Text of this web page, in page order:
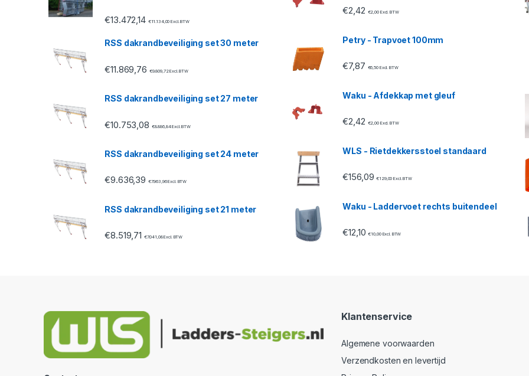
€13.472,14 €11.134,00 Excl. BTW
RSS dakrandbeveiliging set 30 meter
€11.869,76 €9.809,72Excl. BTW
RSS dakrandbeveiliging set 27 meter
€10.753,08 €8.886,84Excl. BTW
RSS dakrandbeveiliging set 24 meter
€9.636,39 €7.963,96Excl. BTW
RSS dakrandbeveiliging set 21 meter
€8.519,71 €7.041,08Excl. BTW
€2,42 €2,00Excl. BTW
Petry - Trapvoet 100mm
€7,87 €6,50Excl. BTW
Waku - Afdekkap met gleuf
€2,42 €2,00Excl. BTW
WLS - Rietdekkersstoel standaard
€156,09 €129,00 Excl. BTW
Waku - Laddervoet rechts buitendeel
€12,10 €10,00Excl. BTW
Klantenservice
Algemene voorwaarden
Verzendkosten en levertijd